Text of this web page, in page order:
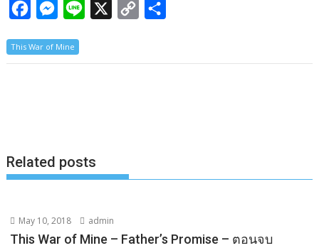
c
k
M
s
e
r
This War of Mine
Related posts
May 10, 2018 admin
This War of Mine – Father’s Promise – ตอนจบ